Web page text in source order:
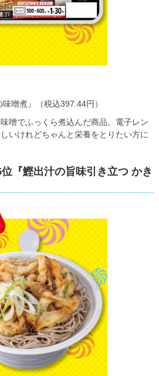
噌煮』（税込397.44円）
噌でふっくら煮込んだ商品。電子レン
いけれどちゃんと栄養をとりたい方に
『鰹出汁の旨味引き立つ かき